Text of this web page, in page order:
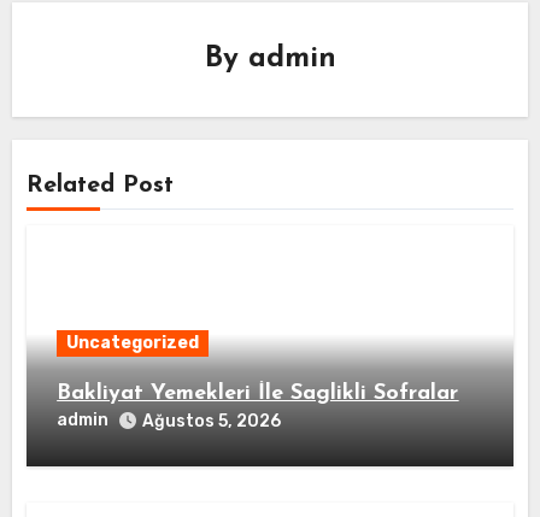
By admin
Related Post
Uncategorized
Bakliyat Yemekleri İle Saglikli Sofralar
admin Ağustos 5, 2026